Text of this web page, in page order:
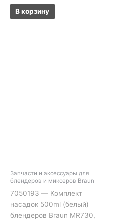
В корзину
Запчасти и аксессуары для
блендеров и миксеров Braun
7050193 — Комплект
насадок 500ml (белый)
блендеров Braun MR730,